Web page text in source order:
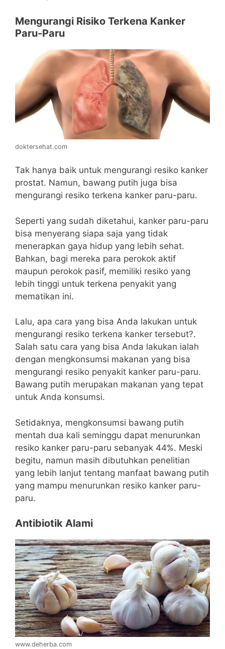
Mengurangi Risiko Terkena Kanker
Paru-Paru
doktersehat.com
Tak hanya baik untuk mengurangi resiko kanker
prostat. Namun, bawang putih juga bisa
mengurangi resiko terkena kanker paru-paru.
Seperti yang sudah diketahui, kanker paru-paru
bisa menyerang siapa saja yang tidak
menerapkan gaya hidup yang lebih sehat.
Bahkan, bagi mereka para perokok aktif
maupun perokok pasif, memiliki resiko yang
lebih tinggi untuk terkena penyakit yang
mematikan ini.
Lalu, apa cara yang bisa Anda lakukan untuk
mengurangi resiko terkena kanker tersebut?.
Salah satu cara yang bisa Anda lakukan ialah
dengan mengkonsumsi makanan yang bisa
mengurangi resiko penyakit kanker paru-paru.
Bawang putih merupakan makanan yang tepat
untuk Anda konsumsi.
Setidaknya, mengkonsumsi bawang putih
mentah dua kali seminggu dapat menurunkan
resiko kanker paru-paru sebanyak 44%. Meski
begitu, namun masih dibutuhkan penelitian
yang lebih lanjut tentang manfaat bawang putih
yang mampu menurunkan resiko kanker paru-
paru.
Antibiotik Alami
www.deherba.com